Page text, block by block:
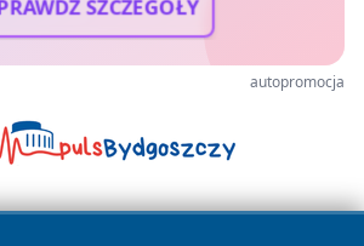
SZCZEGÓŁY
autopromocja